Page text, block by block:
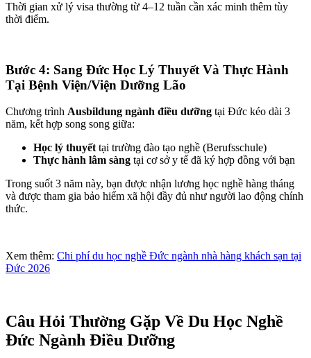
Thời gian xử lý visa thường từ 4–12 tuần cần xác minh thêm tùy
thời điểm.
Bước 4: Sang Đức Học Lý Thuyết Và Thực Hành
Tại Bệnh Viện/Viện Dưỡng Lão
Chương trình Ausbildung ngành điều dưỡng tại Đức kéo dài 3
năm, kết hợp song song giữa:
Học lý thuyếttại trường đào tạo nghề (Berufsschule)
Thực hành lâm sàng tại cơ sở y tế đã ký hợp đồng với bạn
Trong suốt 3 năm này, bạn được nhận lương học nghề hàng tháng
và được tham gia bảo hiểm xã hội đầy đủ như người lao động chính
thức.
Xem thêm: Chi phí du học nghề Đức ngành nhà hàng khách sạn tại
Đức 2026
Câu Hỏi Thường Gặp Về Du Học Nghề
Đức Ngành Điều Dưỡng